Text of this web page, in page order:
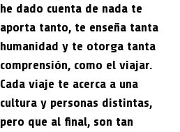
he dado cuenta de nada te
aporta tanto, te enseña tanta
humanidad y te otorga tanta
comprensión, como el viajar.
Cada viaje te acerca a una
cultura y personas distintas,
pero que al final, son tan